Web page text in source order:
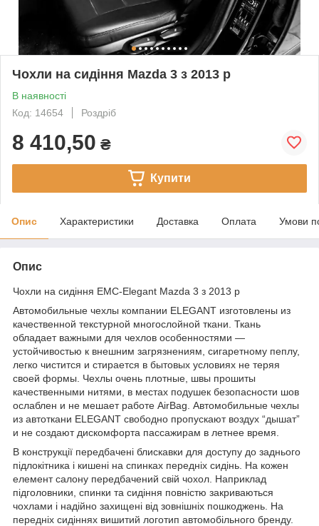
Чохли на сидіння Mazda 3 з 2013 р
В наявності
Код: 14654
Роздріб
8 410,50 ₴
Купити
Опис Характеристики Доставка Оплата Умови
Опис
Чохли на сидіння EMC-Elegant Mazda 3 з 2013 р
Автомобильные чехлы компании ELEGANT изготовлены из
качественной текстурной многослойной ткани. Ткань
обладает важными для чехлов особенностями —
устойчивостью к внешним загрязнениям, сигаретному пеплу,
легко чистится и стирается в бытовых условиях не теряя
своей формы. Чехлы очень плотные, швы прошиты
качественными нитями, в местах подушек безопасности шов
ослаблен и не мешает работе AirBag. Автомобильные чехлы
из автоткани ELEGANT свободно пропускают воздух “дышат”
и не создают дискомфорта пассажирам в летнее время.
В конструкції передбачені блискавки для доступу до заднього
підлокітника і кишені на спинках передніх сидінь. На кожен
елемент салону передбачений свій чохол. Наприклад
підголовники, спинки та сидіння повністю закриваються
чохлами і надійно захищені від зовнішніх пошкоджень. На
передніх сидіннях вишитий логотип автомобільного бренду.